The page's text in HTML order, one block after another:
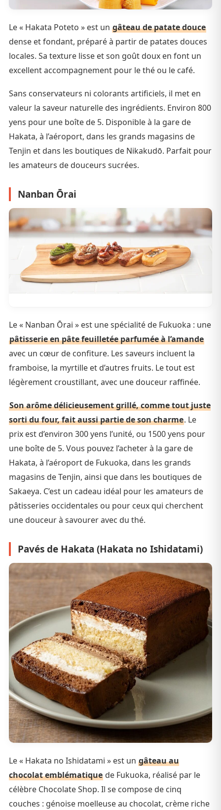
Le « Hakata Poteto » est un gâteau de patate douce
dense et fondant, préparé à partir de patates douces
locales. Sa texture lisse et son goût doux en font un
excellent accompagnement pour le thé ou le café.
Sans conservateurs ni colorants artificiels, il met en
valeur la saveur naturelle des ingrédients. Environ 800
yens pour une boîte de 5. Disponible à la gare de
Hakata, à l’aéroport, dans les grands magasins de
Tenjin et dans les boutiques de Nikakudō. Parfait pour
les amateurs de douceurs sucrées.
Nanban Ōrai
Le « Nanban Ōrai » est une spécialité de Fukuoka : une
pâtisserie en pâte feuilletée parfumée à l’amande
avec un cœur de confiture. Les saveurs incluent la
framboise, la myrtille et d’autres fruits. Le tout est
légèrement croustillant, avec une douceur raffinée.
Son arôme délicieusement grillé, comme tout juste
sorti du four, fait aussi partie de son charme. Le
prix est d’environ 300 yens l’unité, ou 1500 yens pour
une boîte de 5. Vous pouvez l’acheter à la gare de
Hakata, à l’aéroport de Fukuoka, dans les grands
magasins de Tenjin, ainsi que dans les boutiques de
Sakaeya. C’est un cadeau idéal pour les amateurs de
pâtisseries occidentales ou pour ceux qui cherchent
une douceur à savourer avec du thé.
Pavés de Hakata (Hakata no Ishidatami)
Le « Hakata no Ishidatami » est un gâteau au
chocolat emblématique de Fukuoka, réalisé par le
célèbre Chocolate Shop. Il se compose de cinq
couches : génoise moelleuse au chocolat, crème riche